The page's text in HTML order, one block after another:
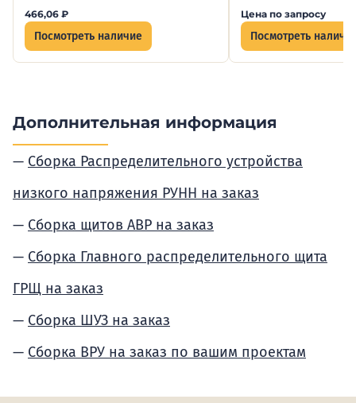
466,06 ₽
Посмотреть наличие
Цена по запросу
Посмотреть
Дополнительная информация
Сборка Распределительного устройства
низкого напряжения РУНН на заказ
Сборка щитов АВР на заказ
Сборка Главного распределительного щита
ГРЩ на заказ
Сборка ШУЗ на заказ
Сборка ВРУ на заказ по вашим проектам